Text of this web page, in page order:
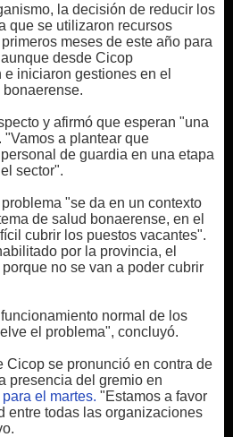
la decisión de reducir los
que se utilizaron recursos
meses de este año para
desde Cicop
iniciaron gestiones en el
y afirmó que esperan "una
"Vamos a plantear que
de guardia en una etapa
sector".
"se da en un contexto
de salud bonaerense, en el
cubrir los puestos vacantes".
por la provincia, el
no se van a poder cubrir
normal de los
el problema", concluyó.
Cicop se pronunció en contra de
presencia del gremio en
el martes. "Estamos a favor
entre todas las organizaciones